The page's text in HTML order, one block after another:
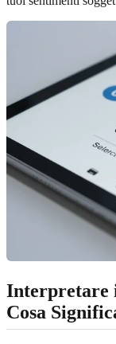
Interpretare
Cosa